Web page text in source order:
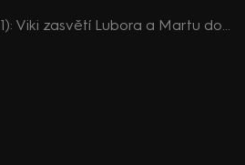
Krejzovi (41): Viki zasvětí Lubora a Martu do sexu